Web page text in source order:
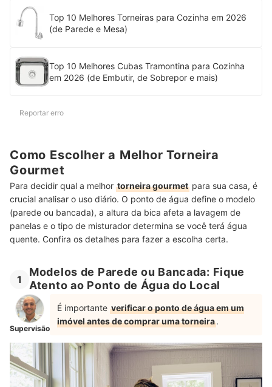
Top 10 Melhores Torneiras para Cozinha em 2026
(de Parede e Mesa)
Top 10 Melhores Cubas Tramontina para Cozinha
em 2026 (de Embutir, de Sobrepor e mais)
Reportar erro
Como Escolher a Melhor Torneira
Gourmet
Para decidir qual a melhor torneira gourmet para sua casa, é
crucial analisar o uso diário. O ponto de água define o modelo
(parede ou bancada), a altura da bica afeta a lavagem de
panelas e o tipo de misturador determina se você terá água
quente. Confira os detalhes para fazer a escolha certa.
1
Modelos de Parede ou Bancada: Fique
Atento ao Ponto de Água do Local
Supervisão
É importante verificar o ponto de água em um
imóvel antes de comprar uma torneira.